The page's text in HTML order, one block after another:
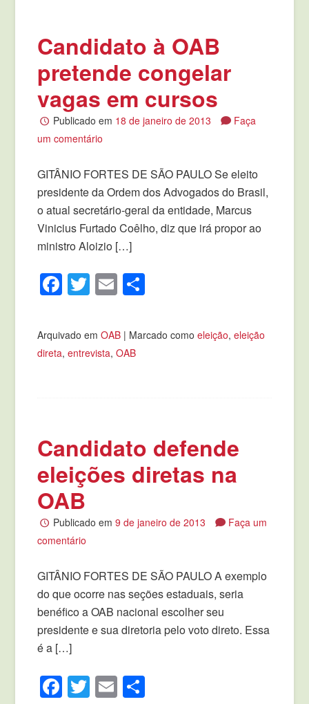
Candidato à OAB
pretende congelar
vagas em cursos
Publicado em 18 de janeiro de 2013
Faça
um comentário
GITÂNIO FORTES DE SÃO PAULO Se eleito
presidente da Ordem dos Advogados do Brasil,
o atual secretário-geral da entidade, Marcus
Vinicius Furtado Coêlho, diz que irá propor ao
ministro Aloizio […]
Facebook
Twitter
Email
Arquivado emOAB | Marcado comoeleição,eleição
direta,entrevista,OAB
Candidato defende
eleições diretas na
OAB
Publicado em 9 de janeiro de 2013
Faça um
comentário
GITÂNIO FORTES DE SÃO PAULO A exemplo
do que ocorre nas seções estaduais, seria
benéfico a OAB nacional escolher seu
presidente e sua diretoria pelo voto direto. Essa
é a […]
Facebook
Twitter
Email